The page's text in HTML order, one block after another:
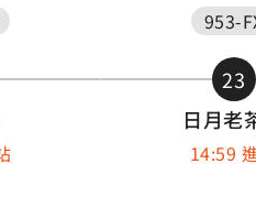
953-
23
日月老
14:59